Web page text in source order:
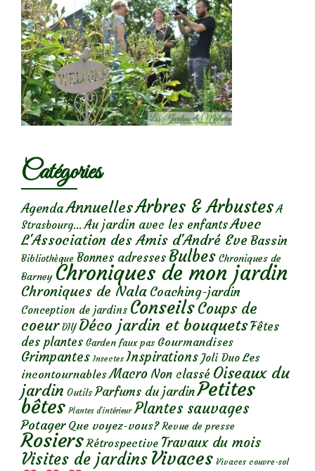
Catégories
AgendaAnnuellesArbres & Arbustes A
Strasbourg... Au jardin avec les enfantsAvec
L'Association des Amis d'André Eve Bassin
Bibliothèque Bonnes adresses Bulbes Chroniques de
Barney Chroniques de mon jardin
Chroniques de Nala Coaching-jardin
Conception de jardins ConseilsCoups de
coeur DIY Déco jardin et bouquetsFêtes
des plantes Garden faux pas Gourmandises
Grimpantes Insectes Inspirations Joli Duo Les
incontournables Macro Non classé Oiseaux du
jardin Outils Parfums du jardinPetites
bêtes Plantes d’intérieur Plantes sauvages
Potager Que voyez-vous? Revue de presse
Rosiers Rétrospective Travaux du mois
Visites de jardins Vivaces Vivaces couvre-sol